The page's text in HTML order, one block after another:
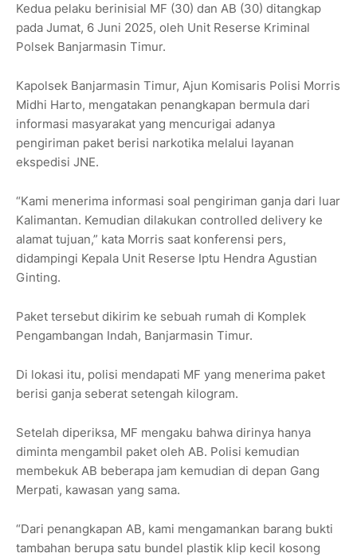
Kedua pelaku berinisial MF (30) dan AB (30) ditangkap
pada Jumat, 6 Juni 2025, oleh Unit Reserse Kriminal
Polsek Banjarmasin Timur.
Kapolsek Banjarmasin Timur, Ajun Komisaris Polisi Morris
Midhi Harto, mengatakan penangkapan bermula dari
informasi masyarakat yang mencurigai adanya
pengiriman paket berisi narkotika melalui layanan
ekspedisi JNE.
“Kami menerima informasi soal pengiriman ganja dari luar
Kalimantan. Kemudian dilakukan controlled delivery ke
alamat tujuan,” kata Morris saat konferensi pers,
didampingi Kepala Unit Reserse Iptu Hendra Agustian
Ginting.
Paket tersebut dikirim ke sebuah rumah di Komplek
Pengambangan Indah, Banjarmasin Timur.
Di lokasi itu, polisi mendapati MF yang menerima paket
berisi ganja seberat setengah kilogram.
Setelah diperiksa, MF mengaku bahwa dirinya hanya
diminta mengambil paket oleh AB. Polisi kemudian
membekuk AB beberapa jam kemudian di depan Gang
Merpati, kawasan yang sama.
“Dari penangkapan AB, kami mengamankan barang bukti
tambahan berupa satu bundel plastik klip kecil kosong